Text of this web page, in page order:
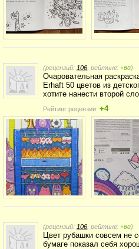
(рецензий: 106 , рейтинг: +60)
Очаровательная
Erhaft 50 цветов из
хотите нанести второй
Рейтинг рецензии: +4
(рецензий: 106 , рейтинг: +60)
Цвет рубашки совсем не
бумаге показал себя